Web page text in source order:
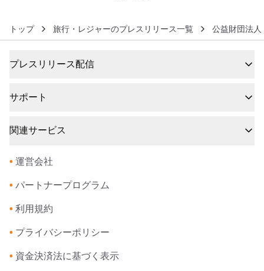
トップ 旅行・レジャーのプレスリリース一覧 公益財団法
プレスリリース配信
サポート
関連サービス
• 運営会社
• パートナープログラム
• 利用規約
• プライバシーポリシー
• 資金決済法に基づく表示